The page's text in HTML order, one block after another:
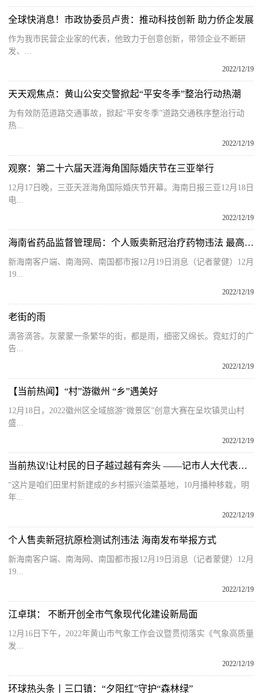
全球快消息！市政协委员卢贵：推动科技创新 助力侨企发展
作为我市民营企业家的代表，他致力于创意创新，带领企业不断研
发、...
2022/12/19
天天观焦点：黄山公安交警掀起“平安冬季”整治行动热潮
为有效防范道路交通事故，掀起“平安冬季”道路交通秩序整治行动
热...
2022/12/19
观察：第二十六届天涯海角国际婚庆节在三亚举行
12月17日晚，三亚天涯海角国际婚庆节开幕。海南日报三亚12月18日
电...
2022/12/19
海南省药品监督管理局：个人贩卖新冠治疗药物违法 最高处货值金额30倍罚款
新海南客户端、南海网、南国都市报12月19日消息（记者蒙健）12月
19...
2022/12/19
老街的雨
滴答滴答。灰蒙蒙一条繁华的街，都是雨，细密又绵长。霓虹灯的广
告...
2022/12/19
【当前热闻】“村”游徽州 “乡”遇美好
12月18日，2022徽州区全域旅游“微景区”创意大赛在呈坎镇灵山村
盛...
2022/12/19
当前热议!让村民的日子越过越有奔头 ——记市人大代表章文静
“这片是咱们田里村新建成的乡村振兴油菜基地，10月播种移栽，明
年...
2022/12/19
个人售卖新冠抗原检测试剂违法 海南发布举报方式
新海南客户端、南海网、南国都市报12月19日消息（记者蒙健）12月
19...
2022/12/19
江卓琪： 不断开创全市气象现代化建设新局面
12月16日下午，2022年黄山市气象工作会议暨贯彻落实《气象高质量
发...
2022/12/19
环球热头条丨三口镇：“夕阳红”守护“森林绿”